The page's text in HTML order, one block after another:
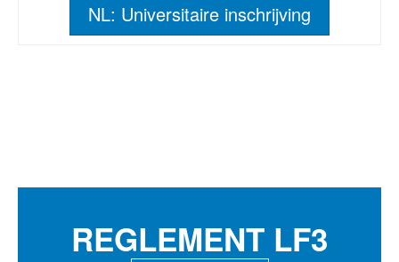
NL: Universitaire inschrijving
REGLEMENT LF3